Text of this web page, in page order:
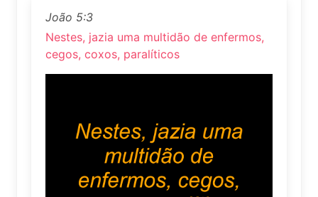
João 5:3
Nestes, jazia uma multidão de enfermos,
cegos, coxos, paralíticos